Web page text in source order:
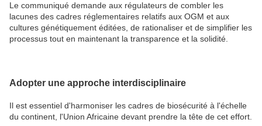
Le communiqué demande aux régulateurs de combler les
lacunes des cadres réglementaires relatifs aux OGM et aux
cultures génétiquement éditées, de rationaliser et de simplifier les
processus tout en maintenant la transparence et la solidité.
Adopter une approche interdisciplinaire
Il est essentiel d'harmoniser les cadres de biosécurité à l'échelle
du continent, l'Union Africaine devant prendre la tête de cet effort.